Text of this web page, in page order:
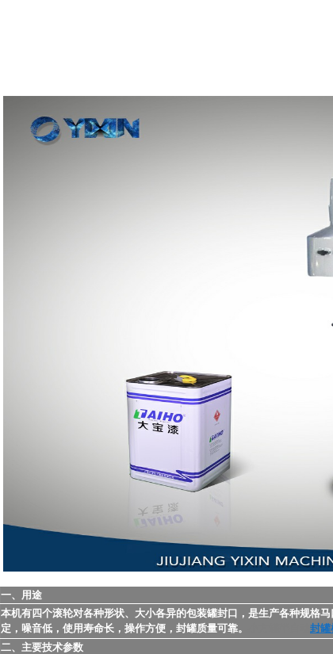
一、用途
本机有四个滚轮对各种形状、大小各异的包装罐封口，是生产各种规格
定，噪音低，使用寿命长，操作方便，封罐质量可靠。
封罐
二、主要技术参数